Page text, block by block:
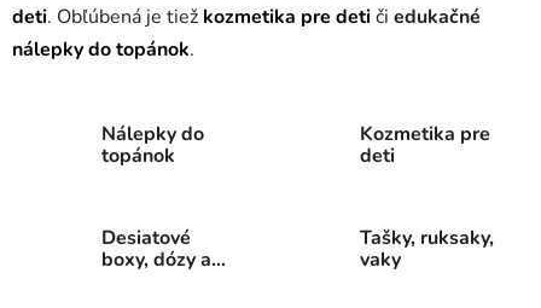
deti. Obľúbená je tiež kozmetika pre detiči edukačné
nálepky do topánok.
Nálepky do
topánok
Kozmetika pre
deti
Desiatové
boxy, dózy a
Tašky, ruksaky,
vaky